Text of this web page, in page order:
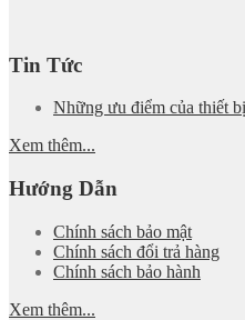
Tin Tức
Những ưu điểm của thiết
Xem thêm...
Hướng Dẫn
Chính sách bảo mật
Chính sách đổi trả hàng
Chính sách bảo hành
Xem thêm...